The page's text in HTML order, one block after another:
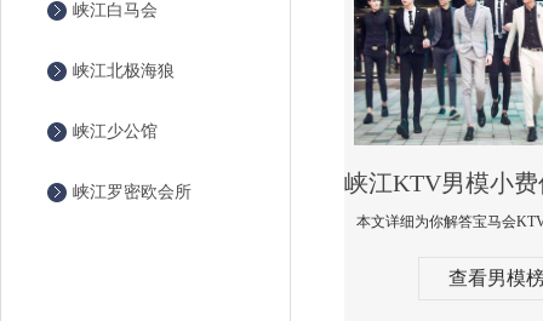
峡江白马会
峡江北极海狼
峡江少公馆
峡江罗密欧会所
查看男模